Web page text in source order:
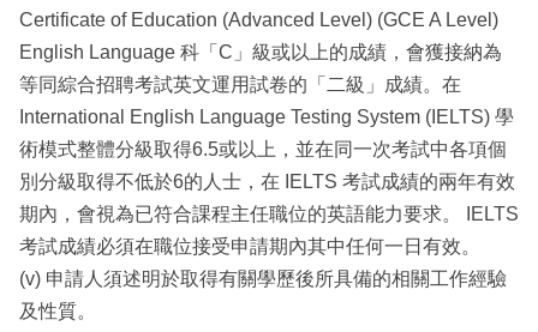
Certificate of Education (Advanced Level) (GCE A Level)
English Language 科「C」級或以上的成績，會獲接納為
等同綜合招聘考試英文運用試卷的「二級」成績。在
International English Language Testing System (IELTS) 學
術模式整體分級取得6.5或以上，並在同一次考試中各項個
別分級取得不低於6的人士，在 IELTS 考試成績的兩年有效
期內，會視為已符合課程主任職位的英語能力要求。 IELTS
考試成績必須在職位接受申請期內其中任何一日有效。
(v) 申請人須述明於取得有關學歷後所具備的相關工作經驗
及性質。